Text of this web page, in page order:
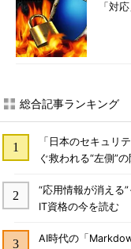
「対
総合記事ランキング
「日本のセキュリ
ぐ救われる“左側”
“応用情報が消え
IT資格の今を読む
AI時代の「